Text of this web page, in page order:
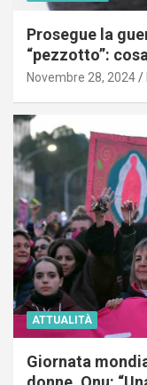
Prosegue la
“pezzotto”:
Novembre 28, 2024
ATTUALITÀ
Giornata